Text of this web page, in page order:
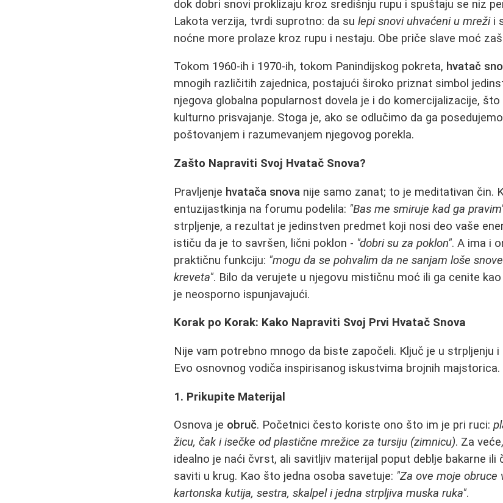
dok dobri snovi proklizaju kroz središnju rupu i spuštaju se niz
Lakota verzija, tvrdi suprotno: da sulepi snovi uhvaćeni u mrežii
noćne more prolaze kroz rupu i nestaju. Obe priče slave moć
Tokom 1960-ih i 1970-ih, tokom Panindijskog pokreta, hvatač
mnogih različitih zajednica, postajući široko priznat simbol
njegova globalna popularnost dovela je i do komercijalizacije, što
kulturno prisvajanje. Stoga je, ako se odlučimo da ga
poštovanjem i razumevanjem njegovog porekla.
Zašto Napraviti Svoj Hvatač Snova?
Pravljenje hvatača snova nije samo zanat; to je meditativan čin.
entuzijastkinja na forumu podelila: "Bas me smiruje kad ga
strpljenje, a rezultat je jedinstven predmet koji nosi deo vaše
ističu da je to savršen, lični poklon - "dobri su za poklon". A ima i
praktičnu funkciju: "mogu da se pohvalim da ne sanjam loše
kreveta". Bilo da verujete u njegovu mističnu moć ili ga cenite
je neosporno ispunjavajući.
Korak po Korak: Kako Napraviti Svoj Prvi Hvatač Snova
Nije vam potrebno mnogo da biste započeli. Ključ je u strpljenju
Evo osnovnog vodiča inspirisanog iskustvima brojnih majstorica.
1. Prikupite Materijal
Osnova je obruč. Početnici često koriste ono što im je pri ruci:
žicu, čak i isečke od plastične mrežice za tursiju (zimnicu). Za
idealno je naći čvrst, ali savitljiv materijal poput deblje bakarne ili
saviti u krug. Kao što jedna osoba savetuje: "Za ove moje obruce
kartonska kutija, sestra, skalpel i jedna strpljiva muska ruka".